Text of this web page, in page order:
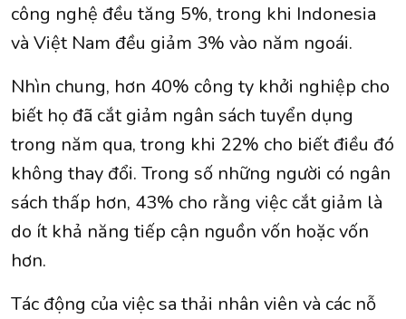
công nghệ đều tăng 5%, trong khi Indonesia
và Việt Nam đều giảm 3% vào năm ngoái.
Nhìn chung, hơn 40% công ty khởi nghiệp cho
biết họ đã cắt giảm ngân sách tuyển dụng
trong năm qua, trong khi 22% cho biết điều đó
không thay đổi. Trong số những người có ngân
sách thấp hơn, 43% cho rằng việc cắt giảm là
do ít khả năng tiếp cận nguồn vốn hoặc vốn
hơn.
Tác động của việc sa thải nhân viên và các nỗ